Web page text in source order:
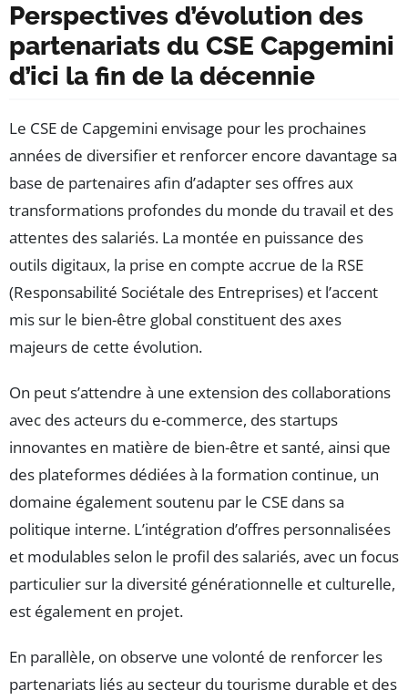
Perspectives d’évolution des
partenariats du CSE Capgemini
d’ici la fin de la décennie
Le CSE de Capgemini envisage pour les prochaines
années de diversifier et renforcer encore davantage sa
base de partenaires afin d’adapter ses offres aux
transformations profondes du monde du travail et des
attentes des salariés. La montée en puissance des
outils digitaux, la prise en compte accrue de la RSE
(Responsabilité Sociétale des Entreprises) et l’accent
mis sur le bien-être global constituent des axes
majeurs de cette évolution.
On peut s’attendre à une extension des collaborations
avec des acteurs du e-commerce, des startups
innovantes en matière de bien-être et santé, ainsi que
des plateformes dédiées à la formation continue, un
domaine également soutenu par le CSE dans sa
politique interne. L’intégration d’offres personnalisées
et modulables selon le profil des salariés, avec un focus
particulier sur la diversité générationnelle et culturelle,
est également en projet.
En parallèle, on observe une volonté de renforcer les
partenariats liés au secteur du tourisme durable et des